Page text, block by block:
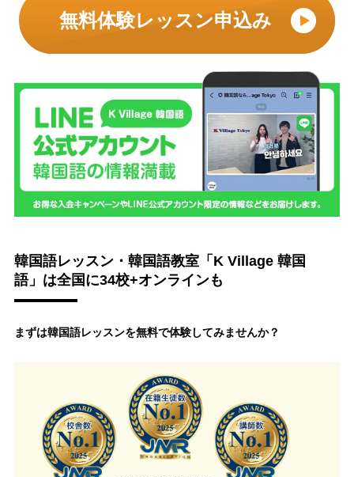
無料体験レッスン申込み
韓国語レッスン・韓国語教室「K Village 韓国
語」は全国に34校+オンラインも
まずは韓国語レッスンを無料で体験してみませんか？